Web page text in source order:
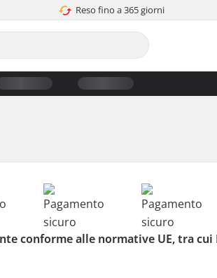
Reso fino a 365 giorni
conforme alle normative UE, tra cui